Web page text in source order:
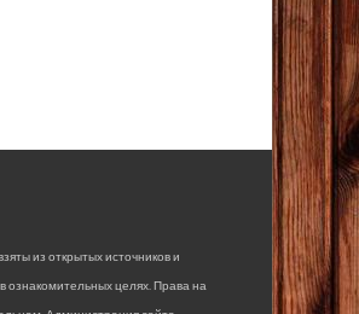
из открытых источников и
ознакомительных целях. Права на